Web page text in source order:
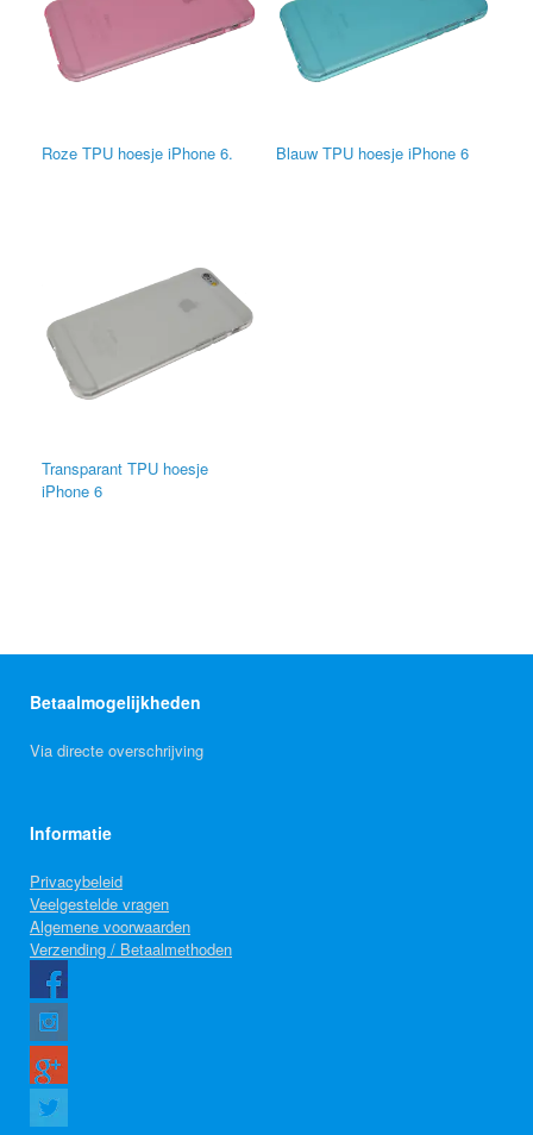
Roze TPU hoesje iPhone 6. Blauw TPU hoesje iPhone 6
Transparant TPU hoesje
iPhone 6
Betaalmogelijkheden
Via directe overschrijving
Informatie
Privacybeleid
Veelgestelde vragen
Algemene voorwaarden
Verzending / Betaalmethoden